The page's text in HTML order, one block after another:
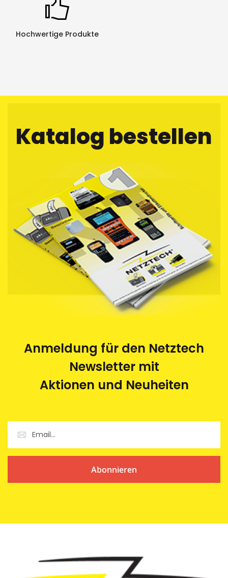
Hochwertige Produkte
Katalog bestellen
Anmeldung für den Netztech
Newsletter mit
Aktionen und Neuheiten
Abonnieren